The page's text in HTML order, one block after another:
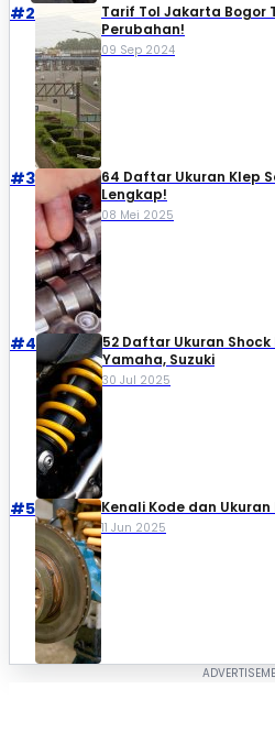
#2
Tarif Tol Jakarta Bogor
Perubahan!
09 Sep 2024
#3
64 Daftar Ukuran Klep
Lengkap!
08 Mei 2025
#4
52 Daftar Ukuran
Yamaha, Suzuki​
30 Jul 2025
#5 Kenali Kode dan
11 Jun 2025